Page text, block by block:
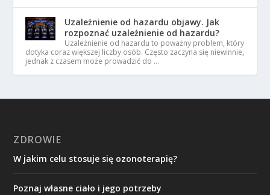
Uzależnienie od hazardu objawy. Jak
rozpoznać uzależnienie od hazardu?
Uzależnienie od hazardu to poważny problem, który
dotyka coraz większej liczby osób. Często zaczyna się niewinnie,
jednak z czasem może prowadzić do …
ZDROWIE
W jakim celu stosuje się ozonoterapię?
Poznaj własne ciało i jego potrzeby